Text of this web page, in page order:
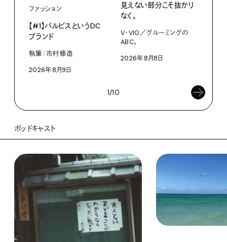
ファッション
【#1】パルビスというDC
ブランド
執筆：市村修造
2026年8月9日
見えない部分こそ抜かり
なく。
V・VIO／グルーミングの
ABC。
2026年8月8日
1/10
ポッドキャスト